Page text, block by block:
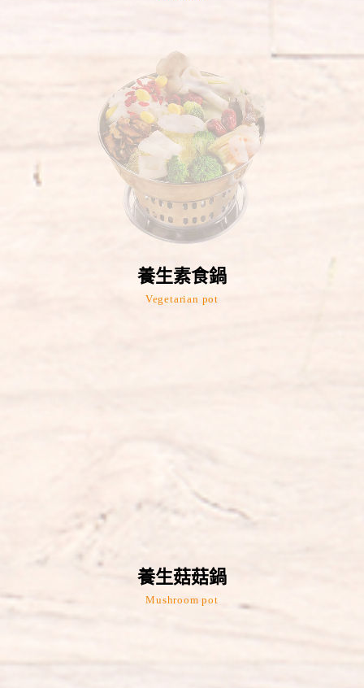
養生素食鍋
Vegetarian pot
養生菇菇鍋
Mushroom pot